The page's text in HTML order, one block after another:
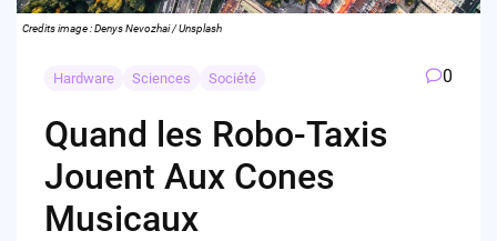
Credits image : Denys Nevozhai / Unsplash
Hardware Sciences Société 0
Quand les Robo-Taxis
Jouent Aux Cones
Musicaux